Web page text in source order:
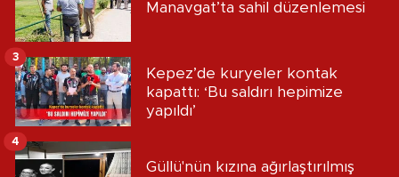
Manavgat’ta sahil düzenlemesi
Kepez’de kuryeler kontak
kapattı: ‘Bu saldırı hepimize
yapıldı’
3
Güllü'nün kızına ağırlaştırılmış
4